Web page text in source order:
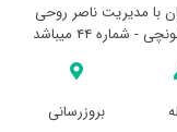
با مدیریت ناصر روحی
۴۴ میباشد
بروزرسانی